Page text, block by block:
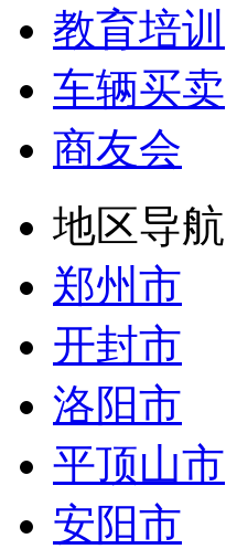
教育培训
车辆买卖
商友会
地区导航
郑州市
开封市
洛阳市
平顶山市
安阳市